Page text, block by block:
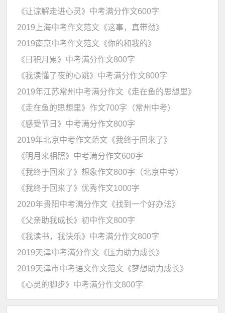
《让谅解走进心灵》中考满分作文600字
2019上海中考作文范文《这事，真带劲》
2019南京中考作文范文《你的和我的》
《日积月累》中考满分作文800字
《我读懂了夜的心跳》中考满分作文800字
2019年江苏常州中考满分作文《走在鱼的思想里》
《走在鱼的思想里》作文700字（常州中考）
《感受节日》中考满分作文800字
2019年北京中考作文范文《我终于回来了》
《明月来相照》中考满分作文600字
《我终于回来了》想象作文800字（北京中考）
《我终于回来了》优秀作文1000字
2020年贵阳中考满分作文《找到一个好办法》
《父亲助我成长》初中作文800字
《我读书，我快乐》中考满分作文800字
2019天津中考满分作文《压力助力成长》
2019天津市中考语文作文范文《梦想助力成长》
《心灵的脚步》中考满分作文800字